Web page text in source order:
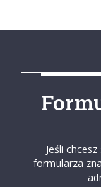
Jeśli
formularza